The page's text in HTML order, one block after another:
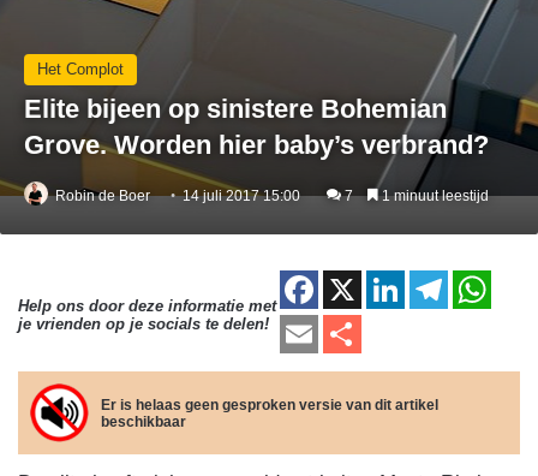
Het Complot
Elite bijeen op sinistere Bohemian
Grove. Worden hier baby’s verbrand?
Robin de Boer 14 juli 2017 15:00 7 1 minuut leestijd
Help ons door deze informatie met
je vrienden op je socials te delen!
F
a
c
e
b
X
Li
k
e
dI
T
e
a
at
A
E
m
ail
el
e
n
Er is helaas geen gesproken versie van dit artikel
beschikbaar